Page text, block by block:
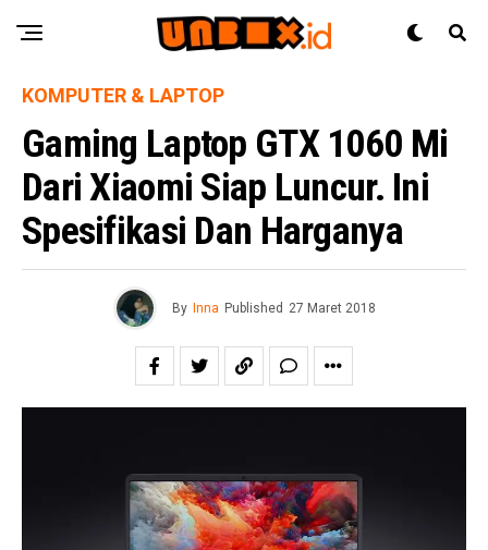
KOMPUTER & LAPTOP
Gaming Laptop GTX 1060 Mi
Dari Xiaomi Siap Luncur. Ini
Spesifikasi Dan Harganya
By Inna Published 27 Maret 2018